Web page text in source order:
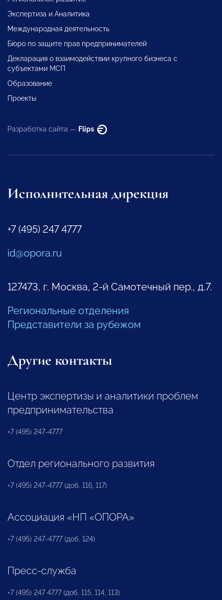
Экспертиза и Аналитика
Международная деятельность
Бюро по защите прав предпринимателей
Декларация о взаимодействии крупного бизнеса с
субъектами МСП
Образование
Проекты
Разработка сайта — Flips
Исполнительная дирекция
+7 (495) 247 4777
id@opora.ru
127473, г. Москва, 2-й Самотечный пер., д.7.
Региональные отделения
Представители за рубежом
Другие контакты
Центр экспертизы и аналитики проблем
предпринимательства
+7 (495) 247-4777
Отдел регионального развития
+7 (495) 247-4777 (доб. 116, 117)
Ассоциация «НП «ОПОРА»
+7 (495) 247-4777 (доб. 124)
Пресс-служба
+7 (495) 247 4777 (доб. 115, 114, 113)